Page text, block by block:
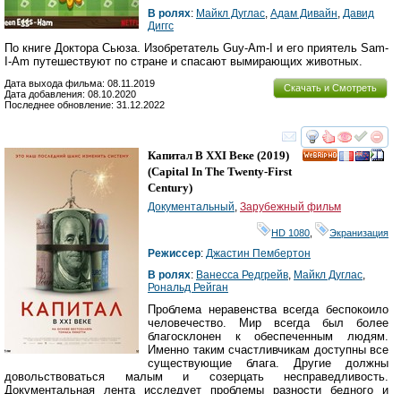
В ролях: Майкл Дуглас, Адам Дивайн, Давид
Диггс
По книге Доктора Сьюза. Изобретатель Guy-Am-I и его приятель Sam-
I-Am путешествуют по стране и спасают вымирающих животных.
Скачать и Смотреть
Дата выхода фильма: 08.11.2019
Дата добавления: 08.10.2020
Последнее обновление: 31.12.2022
смотреть
Капитал В XXI Веке (2019)
(Capital In The Twenty-First
Century)
Документальный, Зарубежный фильм
HD 1080 Экранизация
Режиссер: Джастин Пембертон
В ролях: Ванесса Редгрейв, Майкл Дуглас,
Рональд Рейган
Проблема неравенства всегда беспокоило
человечество. Мир всегда был более
благосклонен к обеспеченным людям.
Именно таким счастливчикам доступны все
существующие блага. Другие должны
довольствоваться малым и созерцать несправедливость.
Документальная лента исследует проблемы разности бедного и